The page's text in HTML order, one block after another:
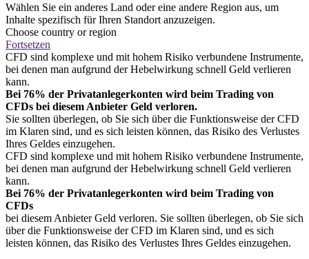
Wählen Sie ein anderes Land oder eine andere Region aus, um
Inhalte spezifisch für Ihren Standort anzuzeigen.
Choose country or region
Fortsetzen
CFD sind komplexe und mit hohem Risiko verbundene Instrumente,
bei denen man aufgrund der Hebelwirkung schnell Geld verlieren
kann.
Bei 76% der Privatanlegerkonten wird beim Trading von
CFDs bei diesem Anbieter Geld verloren.
Sie sollten überlegen, ob Sie sich über die Funktionsweise der CFD
im Klaren sind, und es sich leisten können, das Risiko des Verlustes
Ihres Geldes einzugehen.
CFD sind komplexe und mit hohem Risiko verbundene Instrumente,
bei denen man aufgrund der Hebelwirkung schnell Geld verlieren
kann.
Bei 76% der Privatanlegerkonten wird beim Trading von
CFDs
bei diesem Anbieter Geld verloren. Sie sollten überlegen, ob Sie sich
über die Funktionsweise der CFD im Klaren sind, und es sich
leisten können, das Risiko des Verlustes Ihres Geldes einzugehen.